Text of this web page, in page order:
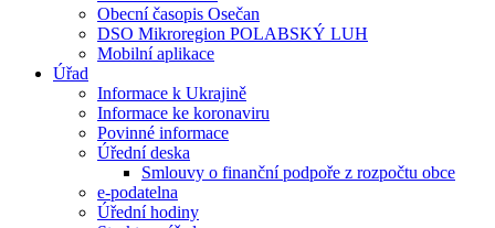
Obecní časopis Osečan
DSO Mikroregion POLABSKÝ LUH
Mobilní aplikace
Úřad
Informace k Ukrajině
Informace ke koronaviru
Povinné informace
Úřední deska
Smlouvy o finanční podpoře z rozpočtu obce
e-podatelna
Úřední hodiny